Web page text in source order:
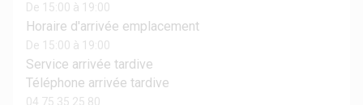
De 15:00 à 19:00
Horaire d'arrivée emplacement
De 15:00 à 19:00
Service arrivée tardive
Téléphone arrivée tardive
04 75 35 25 80